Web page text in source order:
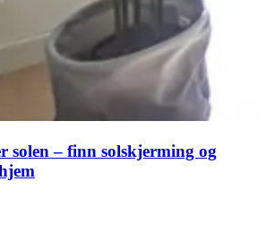
solen – finn solskjerming og